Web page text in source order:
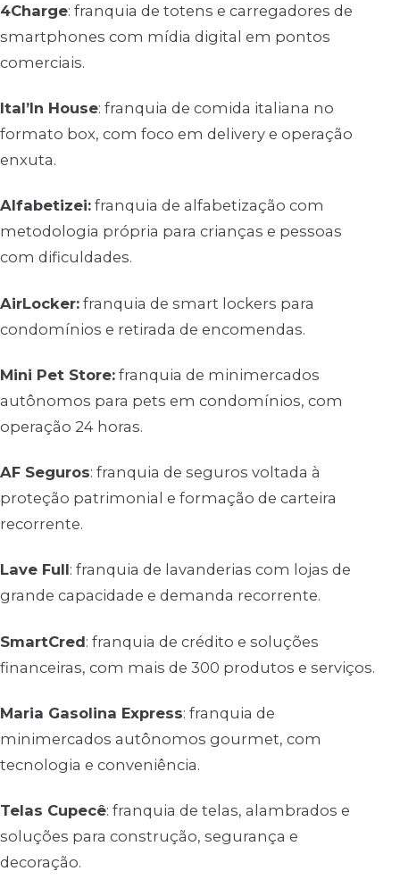
4Charge: franquia de totens e carregadores de
smartphones com mídia digital em pontos
comerciais.
Ital’In House: franquia de comida italiana no
formato box, com foco em delivery e operação
enxuta.
Alfabetizei: franquia de alfabetização com
metodologia própria para crianças e pessoas
com dificuldades.
AirLocker: franquia de smart lockers para
condomínios e retirada de encomendas.
Mini Pet Store: franquia de minimercados
autônomos para pets em condomínios, com
operação 24 horas.
AF Seguros: franquia de seguros voltada à
proteção patrimonial e formação de carteira
recorrente.
Lave Full: franquia de lavanderias com lojas de
grande capacidade e demanda recorrente.
SmartCred: franquia de crédito e soluções
financeiras, com mais de 300 produtos e serviços.
Maria Gasolina Express: franquia de
minimercados autônomos gourmet, com
tecnologia e conveniência.
Telas Cupecê: franquia de telas, alambrados e
soluções para construção, segurança e
decoração.